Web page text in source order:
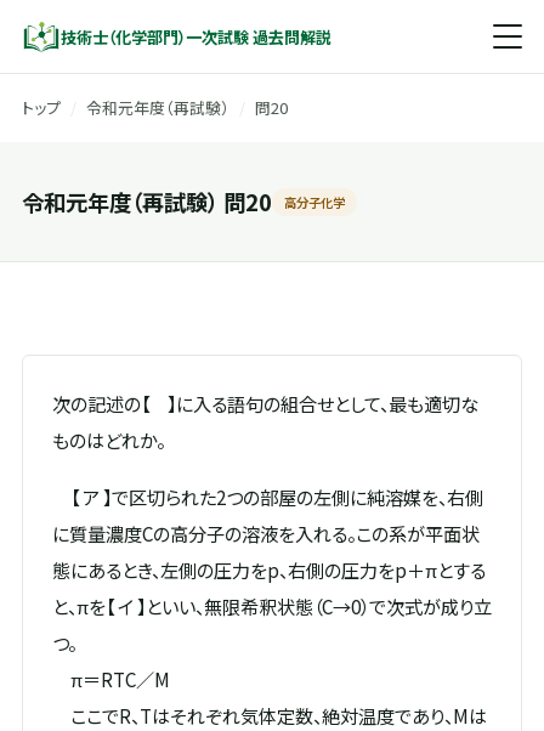
技術士（化学部門）一次試験 過去問解説
トップ 令和元年度（再試験） 問20
令和元年度（再試験） 問20 高分子化学
次の記述の【 】に入る語句の組合せとして、最も適切な
ものはどれか。
【 ア 】で区切られた2つの部屋の左側に純溶媒を、右側
に質量濃度Cの高分子の溶液を入れる。この系が平面状
態にあるとき、左側の圧力をp、右側の圧力をp＋πとする
と、πを【 イ 】といい、無限希釈状態（C→0）で次式が成り立
つ。
π＝RTC／M
ここでR、Tはそれぞれ気体定数、絶対温度であり、Mは